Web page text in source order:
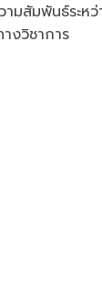
มพันธ์ระหว่า
งวิชาการ